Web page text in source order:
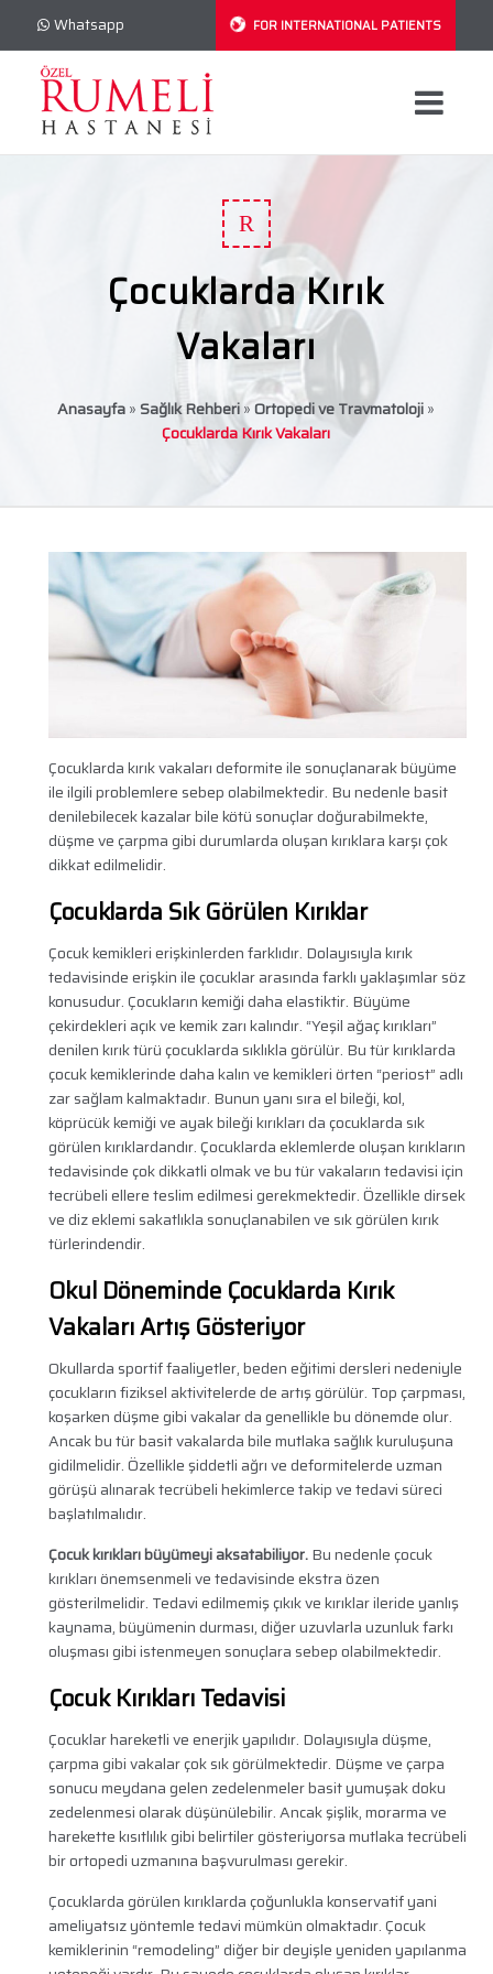
Whatsapp FOR INTERNATIONAL PATIENTS
R
Çocuklarda Kırık
Vakaları
Anasayfa» Sağlık Rehberi»Ortopedi ve Travmatoloji»
Çocuklarda Kırık Vakaları
Çocuklarda kırık vakaları deformite ile sonuçlanarak büyüme
ile ilgili problemlere sebep olabilmektedir. Bu nedenle basit
denilebilecek kazalar bile kötü sonuçlar doğurabilmekte,
düşme ve çarpma gibi durumlarda oluşan kırıklara karşı çok
dikkat edilmelidir.
Çocuklarda Sık Görülen Kırıklar
Çocuk kemikleri erişkinlerden farklıdır. Dolayısıyla kırık
tedavisinde erişkin ile çocuklar arasında farklı yaklaşımlar söz
konusudur. Çocukların kemiği daha elastiktir. Büyüme
çekirdekleri açık ve kemik zarı kalındır. “Yeşil ağaç kırıkları”
denilen kırık türü çocuklarda sıklıkla görülür. Bu tür kırıklarda
çocuk kemiklerinde daha kalın ve kemikleri örten “periost” adlı
zar sağlam kalmaktadır. Bunun yanı sıra el bileği, kol,
köprücük kemiği ve ayak bileği kırıkları da çocuklarda sık
görülen kırıklardandır. Çocuklarda eklemlerde oluşan kırıkların
tedavisinde çok dikkatli olmak ve bu tür vakaların tedavisi için
tecrübeli ellere teslim edilmesi gerekmektedir. Özellikle dirsek
ve diz eklemi sakatlıkla sonuçlanabilen ve sık görülen kırık
türlerindendir.
Okul Döneminde Çocuklarda Kırık
Vakaları Artış Gösteriyor
Okullarda sportif faaliyetler, beden eğitimi dersleri nedeniyle
çocukların fiziksel aktivitelerde de artış görülür. Top çarpması,
koşarken düşme gibi vakalar da genellikle bu dönemde olur.
Ancak bu tür basit vakalarda bile mutlaka sağlık kuruluşuna
gidilmelidir. Özellikle şiddetli ağrı ve deformitelerde uzman
görüşü alınarak tecrübeli hekimlerce takip ve tedavi süreci
başlatılmalıdır.
Çocuk kırıkları büyümeyi aksatabiliyor.Bu nedenle çocuk
kırıkları önemsenmeli ve tedavisinde ekstra özen
gösterilmelidir. Tedavi edilmemiş çıkık ve kırıklar ileride yanlış
kaynama, büyümenin durması, diğer uzuvlarla uzunluk farkı
oluşması gibi istenmeyen sonuçlara sebep olabilmektedir.
Çocuk Kırıkları Tedavisi
Çocuklar hareketli ve enerjik yapılıdır. Dolayısıyla düşme,
çarpma gibi vakalar çok sık görülmektedir. Düşme ve çarpa
sonucu meydana gelen zedelenmeler basit yumuşak doku
zedelenmesi olarak düşünülebilir. Ancak şişlik, morarma ve
harekette kısıtlılık gibi belirtiler gösteriyorsa mutlaka tecrübeli
bir ortopedi uzmanına başvurulması gerekir.
Çocuklarda görülen kırıklarda çoğunlukla konservatif yani
ameliyatsız yöntemle tedavi mümkün olmaktadır. Çocuk
kemiklerinin “remodeling” diğer bir deyişle yeniden yapılanma